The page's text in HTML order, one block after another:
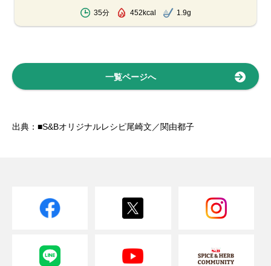
35分 452kcal 1.9g
一覧ページへ
出典：■S&Bオリジナルレシピ尾崎文／関由都子